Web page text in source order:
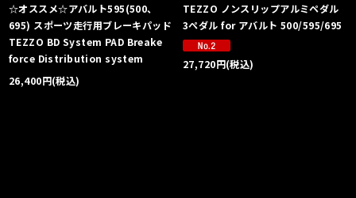
☆オススメ☆アバルト595(500、
695) スポーツ走行用ブレーキパッド
TEZZO BD System PAD Breake
force Distribution system
26,400円(税込)
TEZZO ノンスリップアルミペダル
3ペダル for アバルト 500/595/695
27,720円(税込)